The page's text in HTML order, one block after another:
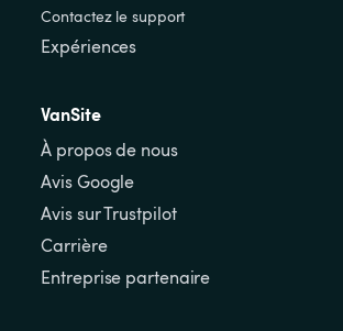
Contactez le support
Expériences
VanSite
À propos de nous
Avis Google
Avis sur Trustpilot
Carrière
Entreprise partenaire